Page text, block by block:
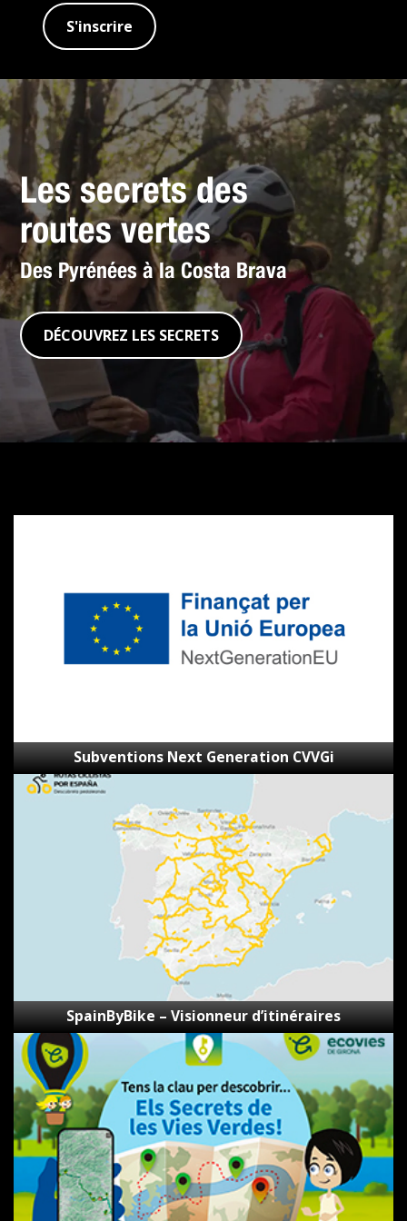
S'inscrire
Les secrets des
routes vertes
Des Pyrénées à la Costa Brava
DÉCOUVREZ LES SECRETS
Subventions Next Generation CVVGi
SpainByBike
SpainByBike – Visionneur d’itinéraires
Les
secrets
des
voies
vertes